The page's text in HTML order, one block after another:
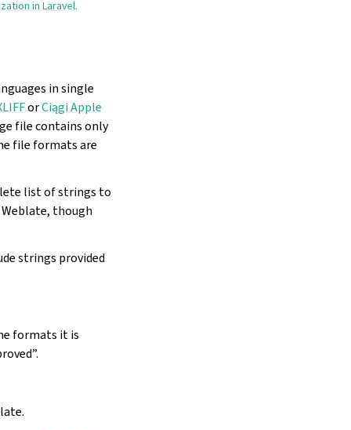
in Laravel.
in single
orCiągi Apple
file contains only
file formats are
list of strings to
though
strings provided
formats it is